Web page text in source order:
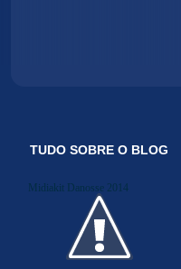
TUDO SOBRE O BLOG
Midiakit Danosse 2014